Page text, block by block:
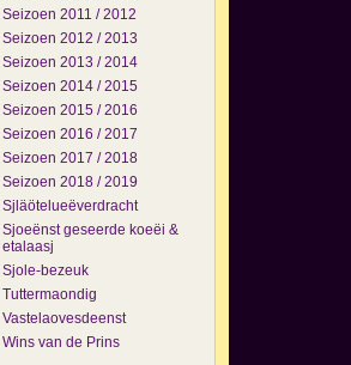
Seizoen 2011 / 2012
Seizoen 2012 / 2013
Seizoen 2013 / 2014
Seizoen 2014 / 2015
Seizoen 2015 / 2016
Seizoen 2016 / 2017
Seizoen 2017 / 2018
Seizoen 2018 / 2019
Sjläötelueëverdracht
Sjoeënst geseerde koeëi &
etalaasj
Sjole-bezeuk
Tuttermaondig
Vastelaovesdeenst
Wins van de Prins